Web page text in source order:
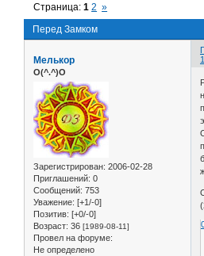
Перед Замком
Страница:1 2 »
Мелькор
O(^.^)O
Зарегистрирован: 2006-02-28
Приглашений: 0
Сообщений: 753
Уважение: [+1/-0]
Позитив: [+0/-0]
Возраст: 36 [1989-08-11]
Провел на форуме:
Не определено